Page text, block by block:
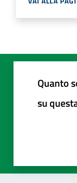
Quanto
su